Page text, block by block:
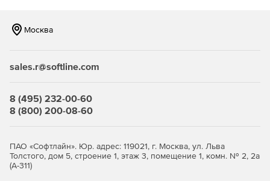
Москва
sales.r@softline.com
8 (495) 232-00-60
8 (800) 200-08-60
ПАО «Софтлайн». Юр. адрес: 119021, г. Москва, ул. Льва
Толстого, дом 5, строение 1, этаж 3, помещение 1, комн. № 2, 2а
(А-311)